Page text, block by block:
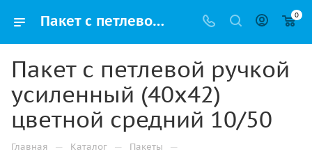
Пакет с петлевой ручкой усиленный (40х42) цветной средний 10/50 купить в Самаре с доставкой оптом и в розницу 0
Пакет с петлевой ручкой
усиленный (40х42)
цветной средний 10/50
Главная — Каталог — Пакеты —